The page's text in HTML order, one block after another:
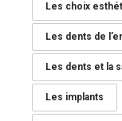
Les choix
Les dents de
Les dents et la
Les implants